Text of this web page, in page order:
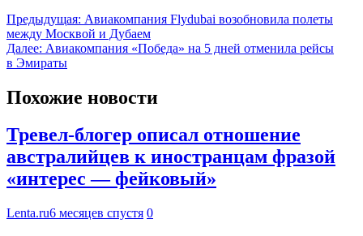
Предыдущая: Авиакомпания Flydubai возобновила полеты
между Москвой и Дубаем
Далее: Авиакомпания «Победа» на 5 дней отменила рейсы
в Эмираты
Похожие новости
Тревел-блогер описал отношение
австралийцев к иностранцам фразой
«интерес — фейковый»
Lenta.ru6 месяцев спустя 0